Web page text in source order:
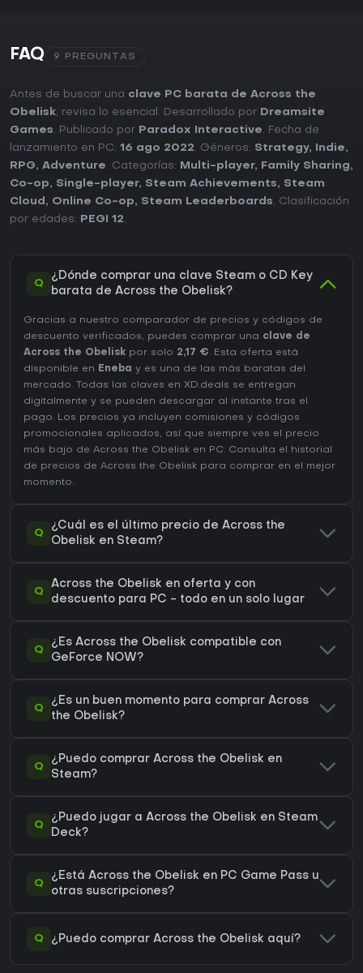
FAQ 9 PREGUNTAS
Antes de buscar una clave PC barata de Across the
Obelisk, revisa lo esencial. Desarrollado por Dreamsite
Games. Publicado por Paradox Interactive. Fecha de
lanzamiento en PC: 16 ago 2022. Géneros: Strategy, Indie,
RPG, Adventure. Categorías: Multi-player, Family Sharing,
Co-op, Single-player, Steam Achievements, Steam
Cloud , Online Co-op, Steam Leaderboards. Clasificación
por edades:
PEGI 12.
Q
¿Dónde comprar una clave Steam o CD Key
barata de Across the Obelisk?
Gracias a nuestro comparador de precios y códigos de
descuento verificados, puedes comprar una clave de
Across the Obelisk por solo 2,17 €. Esta oferta está
disponible en Eneba y es una de las más baratas del
mercado. Todas las claves en XD.deals se entregan
digitalmente y se pueden descargar al instante tras el
pago. Los precios ya incluyen comisiones y códigos
promocionales aplicados, así que siempre ves el precio
más bajo de Across the Obelisk en PC. Consulta el
historial
de precios de Across the Obelisk para comprar en el mejor
momento.
Q
¿Cuál es el último precio de Across the
Obelisk en Steam?
Q
Across the Obelisk en oferta y con
descuento para PC - todo en un solo lugar
Q
¿Es Across the Obelisk compatible con
GeForce NOW?
Q
¿Es un buen momento para comprar Across
the Obelisk?
Q
¿Puedo comprar Across the Obelisk en
Steam?
Q
¿Puedo jugar a Across the Obelisk en Steam
Deck?
Q
¿Está Across the Obelisk en PC Game Pass u
otras suscripciones?
Q ¿Puedo comprar Across the Obelisk aquí?